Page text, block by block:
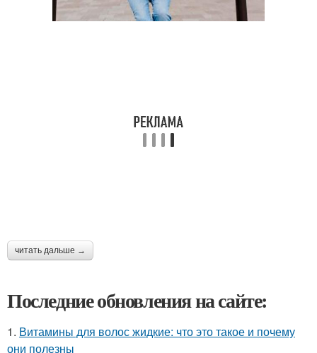
читать дальше →
Последние обновления на сайте:
1. Витамины для волос жидкие: что это такое и почему
они полезны